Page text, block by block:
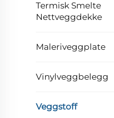
Termisk Smelte
Nettveggdekke
Maleriveggplate
Vinylveggbelegg
Veggstoff